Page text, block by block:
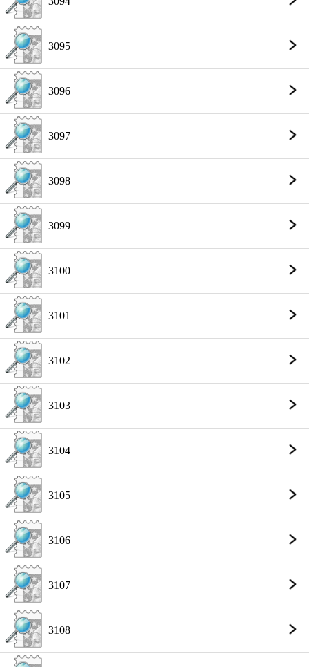
3095
3096
3097
3098
3099
3100
3101
3102
3103
3104
3105
3106
3107
3108